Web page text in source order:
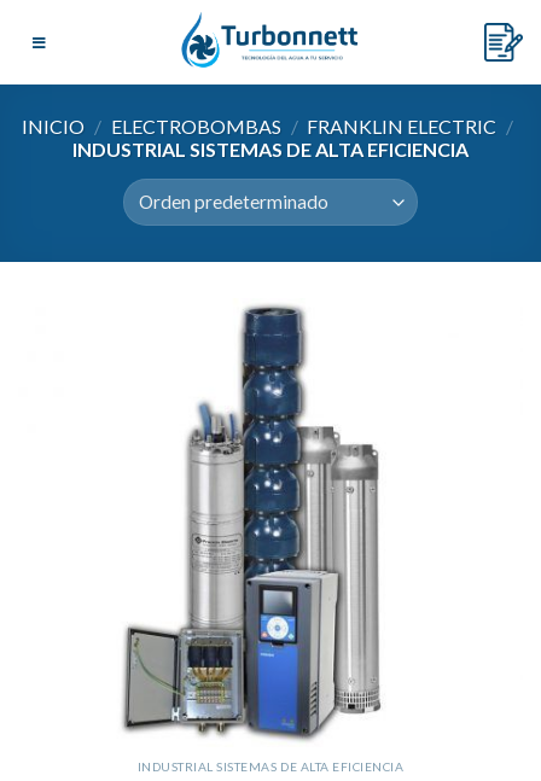
INICIO / ELECTROBOMBAS / FRANKLIN ELECTRIC /
INDUSTRIAL SISTEMAS DE ALTA EFICIENCIA
INDUSTRIAL SISTEMAS DE ALTA EFICIENCIA